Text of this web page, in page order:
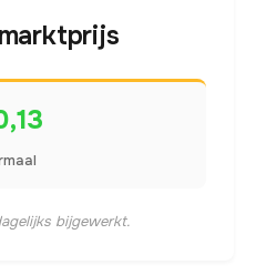
bijgewerkt.